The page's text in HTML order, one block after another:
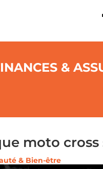
&
moto cross
& Bien-être